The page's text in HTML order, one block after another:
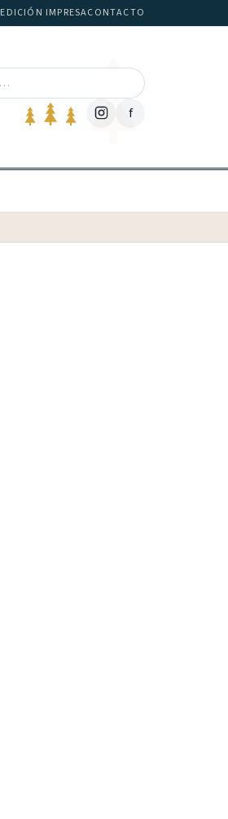
EDICIÓN IMPRESACONTACTO
f